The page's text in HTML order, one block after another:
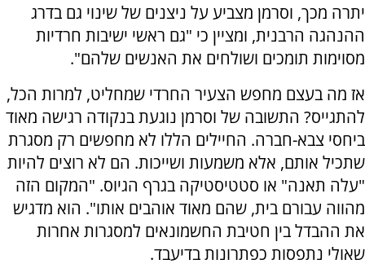
יתרה מכך, וסרמן מצביע על ניצנים של שינוי גם בדרג
ההנהגה הרבנית, ומציין כי "גם ראשי ישיבות חרדיות
מסוימות תומכים ושולחים את האנשים שלהם".
אז מה בעצם מחפש הצעיר החרדי שמחליט, למרות הכל,
להתגייס? התשובה של וסרמן נוגעת בנקודה רגישה מאוד
ביחסי צבא-חברה. החיילים הללו לא מחפשים רק מסגרת
שתכיל אותם, אלא משמעות ושייכות. הם לא רוצים להיות
"עלה תאנה" או סטטיסטיקה בגרף הגיוס. "המקום הזה
מהווה עבורם בית, שהם מאוד אוהבים אותו". הוא מדגיש
את ההבדל בין חטיבת החשמונאים למסגרות אחרות
שאולי נתפסות כפתרונות בדיעבד.